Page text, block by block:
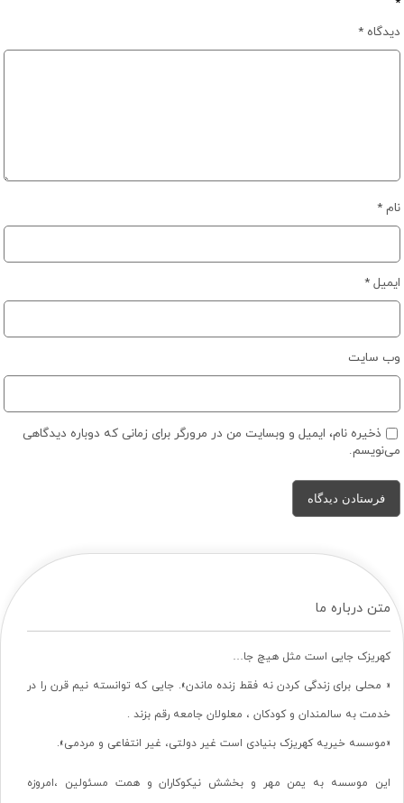
دیدگاه*
نام*
ایمیل*
وب‌ سایت
ذخیره نام، ایمیل و وبسایت من در مرورگر برای زمانی که دوباره دیدگاهی
می‌نویسم.
متن درباره ما
کهریزک جایی است مثل هیچ جا…
« محلی برای زندگی کردن نه فقط زنده ماندن». جایی که توانسته نیم قرن را در
خدمت به سالمندان و کودکان ، معلولان جامعه رقم بزند .
«موسسه خیریه کهریزک بنیادی است غیر دولتی، غیر انتفاعی و مردمی».
این موسسه به یمن مهر و بخشش نیکوکاران و همت مسئولین ،امروزه